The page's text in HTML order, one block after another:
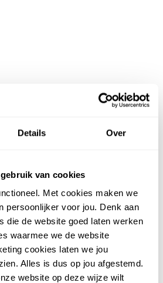
Details Over
van cookies
Met cookies maken we
persoonlijker voor jou. Denk aan
die de website goed laten werken
waarmee we de website
cookies laten we jou
Alles is dus op jou afgestemd.
website op deze wijze wilt